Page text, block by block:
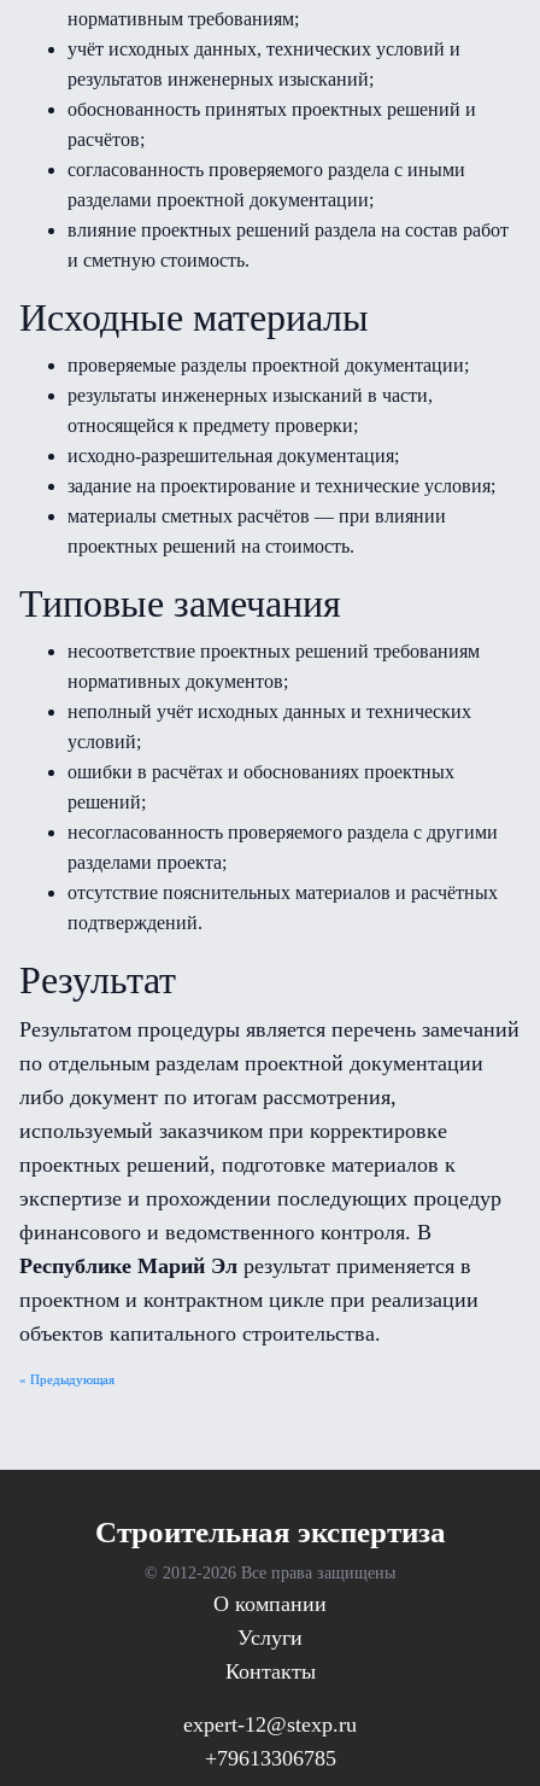
нормативным требованиям;
учёт исходных данных, технических условий и
результатов инженерных изысканий;
обоснованность принятых проектных решений и
расчётов;
согласованность проверяемого раздела с иными
разделами проектной документации;
влияние проектных решений раздела на состав работ
и сметную стоимость.
Исходные материалы
проверяемые разделы проектной документации;
результаты инженерных изысканий в части,
относящейся к предмету проверки;
исходно-разрешительная документация;
задание на проектирование и технические условия;
материалы сметных расчётов — при влиянии
проектных решений на стоимость.
Типовые замечания
несоответствие проектных решений требованиям
нормативных документов;
неполный учёт исходных данных и технических
условий;
ошибки в расчётах и обоснованиях проектных
решений;
несогласованность проверяемого раздела с другими
разделами проекта;
отсутствие пояснительных материалов и расчётных
подтверждений.
Результат
Результатом процедуры является перечень замечаний
по отдельным разделам проектной документации
либо документ по итогам рассмотрения,
используемый заказчиком при корректировке
проектных решений, подготовке материалов к
экспертизе и прохождении последующих процедур
финансового и ведомственного контроля. В
Республике Марий Эл результат применяется в
проектном и контрактном цикле при реализации
объектов капитального строительства.
« Предыдующая
Cтроительная экспертиза
© 2012-2026 Все права защищены
О компании
Услуги
Контакты
expert-12@stexp.ru
+79613306785